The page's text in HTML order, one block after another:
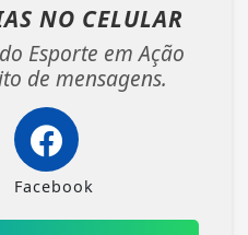
NO CELULAR
Esporte em Ação
de mensagens.
Facebook